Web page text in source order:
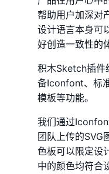
帮助用户加深对
设计语言本身可
好创造一致性的
积木Sketch插件
备Iconfont、标
模板等功能。
我们通过
团队上传的SVG
色板可以限定设
中的颜色均符合